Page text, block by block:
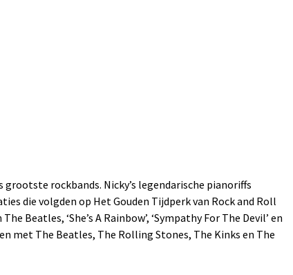
rockbands. Nicky’s legendarische pianoriffs
die volgden op Het Gouden Tijdperk van Rock and Roll
‘She’s A Rainbow’, ‘Sympathy For The Devil’ en
met The Beatles, The Rolling Stones, The Kinks en The